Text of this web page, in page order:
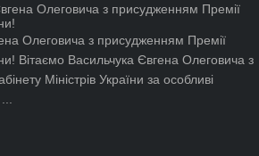
Олеговича з присудженням Премії
Вітаємо Васильчука Євгена Олеговича з
Міністрів України за особливі